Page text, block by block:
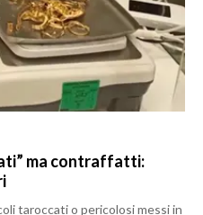
ma contraffatti:
taroccati o pericolosi messi in